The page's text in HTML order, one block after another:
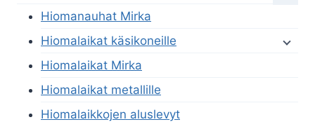
Hiomanauhat Mirka
Hiomalaikat käsikoneille
Hiomalaikat Mirka
Hiomalaikat metallille
Hiomalaikkojen aluslevyt